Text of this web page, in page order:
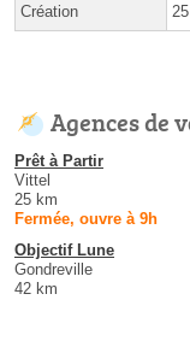
Création
Agences de
Prêt à Partir
Vittel
25 km
Fermée, ouvre à 9h
Objectif Lune
Gondreville
42 km